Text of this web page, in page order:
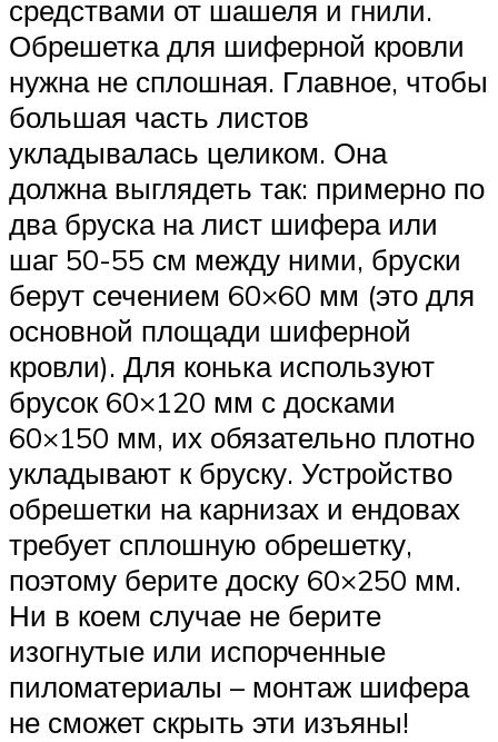
средствами от шашеля и гнили.
Обрешетка для шиферной кровли
нужна не сплошная. Главное, чтобы
большая часть листов
укладывалась целиком. Она
должна выглядеть так: примерно по
два бруска на лист шифера или
шаг 50-55 см между ними, бруски
берут сечением 60×60 мм (это для
основной площади шиферной
кровли). Для конька используют
брусок 60×120 мм с досками
60×150 мм, их обязательно плотно
укладывают к бруску. Устройство
обрешетки на карнизах и ендовах
требует сплошную обрешетку,
поэтому берите доску 60×250 мм.
Ни в коем случае не берите
изогнутые или испорченные
пиломатериалы – монтаж шифера
не сможет скрыть эти изъяны!